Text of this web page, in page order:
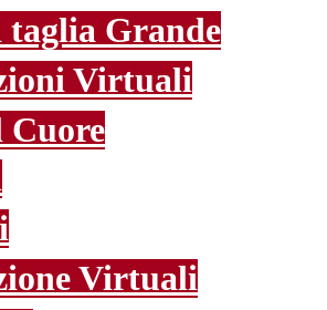
taglia Grande
Virtuali
Cuore
Virtuali